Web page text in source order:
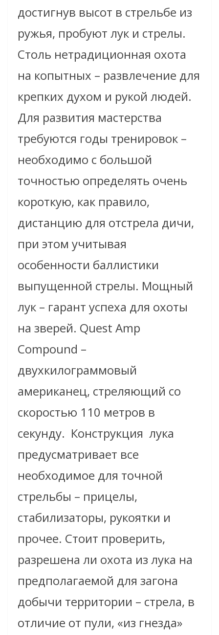
достигнув высот в стрельбе из
ружья, пробуют лук и стрелы.
Столь нетрадиционная охота
на копытных – развлечение для
крепких духом и рукой людей.
Для развития мастерства
требуются годы тренировок –
необходимо с большой
точностью определять очень
короткую, как правило,
дистанцию для отстрела дичи,
при этом учитывая
особенности баллистики
выпущенной стрелы. Мощный
лук – гарант успеха для охоты
на зверей. Quest Amp
Compound –
двухкилограммовый
американец, стреляющий со
скоростью 110 метров в
секунду. Конструкция лука
предусматривает все
необходимое для точной
стрельбы – прицелы,
стабилизаторы, рукоятки и
прочее. Стоит проверить,
разрешена ли охота из лука на
предполагаемой для загона
добычи территории – стрела, в
отличие от пули, «из гнезда»